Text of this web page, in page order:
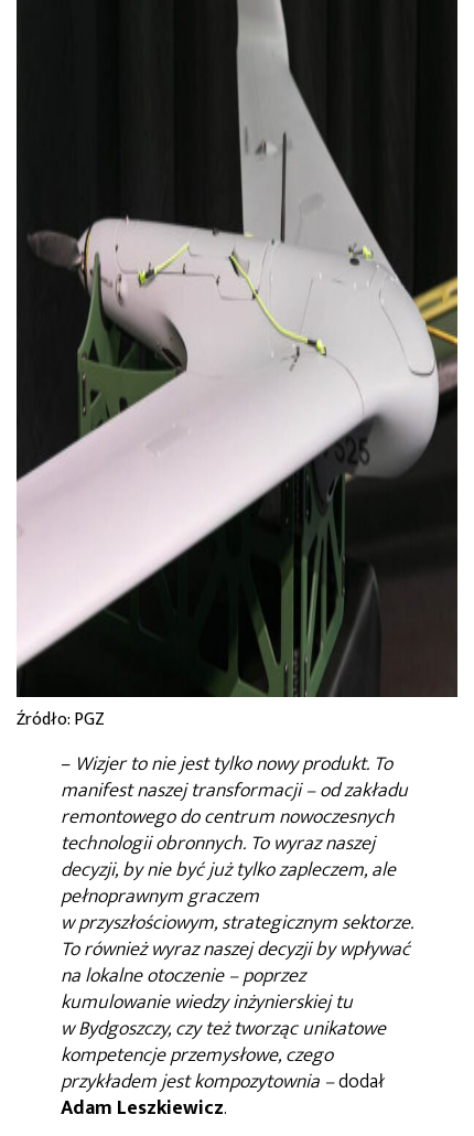
Źródło: PGZ
– Wizjer to nie jest tylko nowy produkt. To
manifest naszej transformacji – od zakładu
remontowego do centrum nowoczesnych
technologii obronnych. To wyraz naszej
decyzji, by nie być już tylko zapleczem, ale
pełnoprawnym graczem
w przyszłościowym, strategicznym sektorze.
To również wyraz naszej decyzji by wpływać
na lokalne otoczenie – poprzez
kumulowanie wiedzy inżynierskiej tu
w Bydgoszczy, czy też tworząc unikatowe
kompetencje przemysłowe, czego
przykładem jest kompozytownia –dodał
Adam Leszkiewicz.